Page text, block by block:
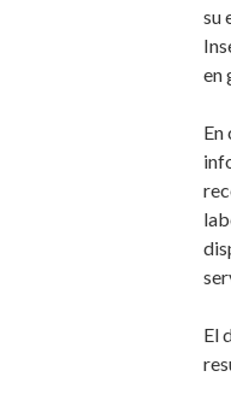
su
en
En
El